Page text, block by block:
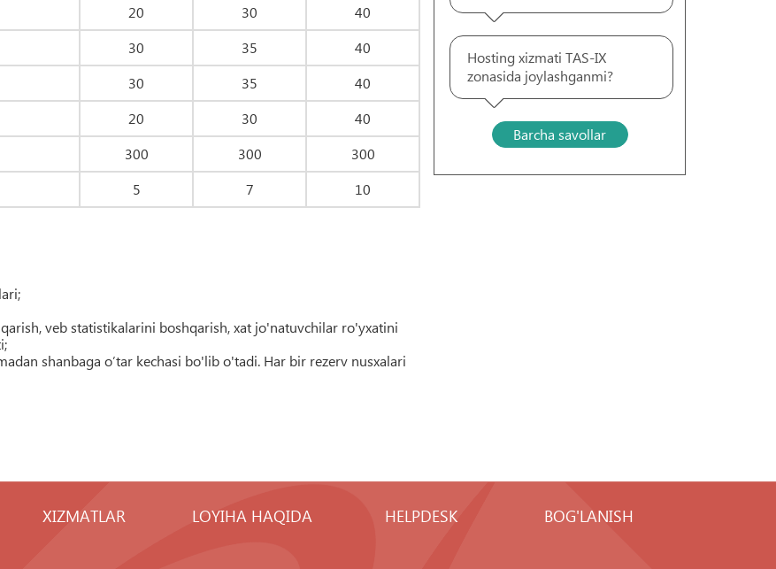
20 30
40
30 35
40
30 35
40
20 30
40
300 300
300
5 7 10
veb statistikalarini boshqarish, xat jo'natuvchilar ro'yxatini
shanbaga o’tar kechasi bo'lib o'tadi. Har bir rezerv nusxalari
Hosting xizmati TAS-IX
zonasida joylashganmi?
Barcha savollar
XIZMATLAR LOYIHA HAQIDA HELPDESK BOG'LANISH